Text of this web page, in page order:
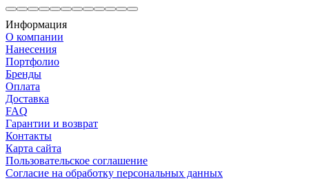
Информация
О компании
Нанесения
Портфолио
Бренды
Оплата
Доставка
FAQ
Гарантии и возврат
Контакты
Карта сайта
Пользовательское соглашение
Согласие на обработку персональных данных